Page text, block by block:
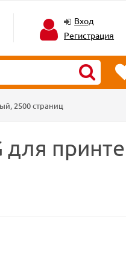
Вход
Регистрация
2500 страниц
для